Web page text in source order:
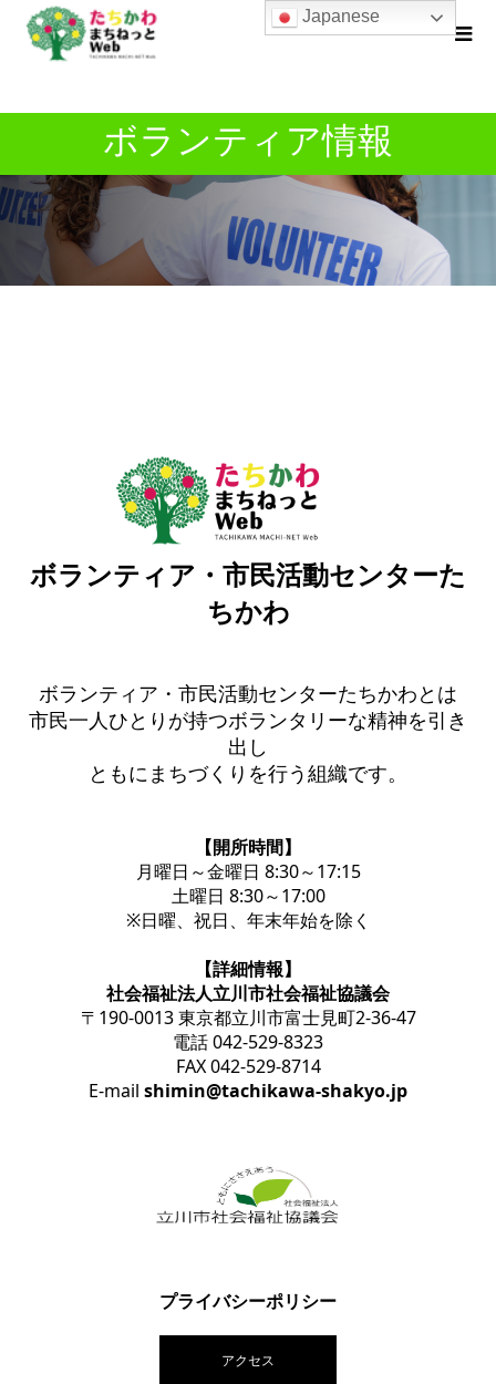
ボランティア情報
ボランティア・市民活動センターた
ちかわ
ボランティア・市民活動センターたちかわとは
市民一人ひとりが持つボランタリーな精神を引き
出し
ともにまちづくりを行う組織です。
【開所時間】
月曜日～金曜日 8:30～17:15
土曜日 8:30～17:00
※日曜、祝日、年末年始を除く
【詳細情報】
社会福祉法人立川市社会福祉協議会
〒190-0013 東京都立川市富士見町2-36-47
電話 042-529-8323
FAX 042-529-8714
E-mail shimin@tachikawa-shakyo.jp
プライバシーポリシー
アクセス
Japanese